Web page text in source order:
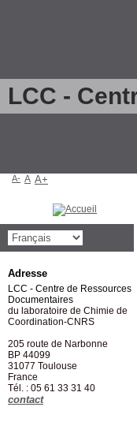
LCC -
A- A A+
Adresse
LCC - Centre de Ressources
Documentaires
du laboratoire de Chimie de
Coordination-CNRS
205 route de Narbonne
BP 44099
31077 Toulouse
France
Tél. : 05 61 33 31 40
contact